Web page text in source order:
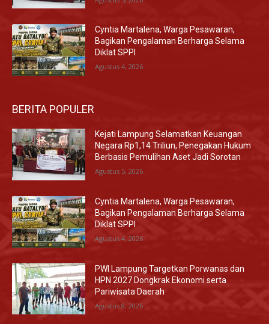
Cyntia Martalena, Warga Pesawaran,
Bagikan Pengalaman Berharga Selama
Diklat SPPI
Agustus 4, 2026
BERITA POPULER
Kejati Lampung Selamatkan Keuangan
Negara Rp1,14 Triliun, Penegakan Hukum
Berbasis Pemulihan Aset Jadi Sorotan
Agustus 5, 2026
Cyntia Martalena, Warga Pesawaran,
Bagikan Pengalaman Berharga Selama
Diklat SPPI
Agustus 4, 2026
PWI Lampung Targetkan Porwanas dan
HPN 2027 Dongkrak Ekonomi serta
Pariwisata Daerah
Agustus 8, 2026